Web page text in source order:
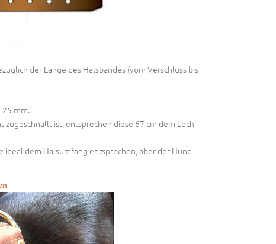
der Länge des Halsbandes (vom Verschluss bis
mm.
zugeschnallt ist, entsprechen diese 67 cm dem Loch
ideal dem Halsumfang entsprechen, aber der Hund